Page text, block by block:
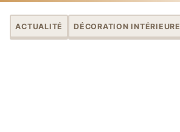
ACTUALITÉ DÉCORATION INTÉRIEURE